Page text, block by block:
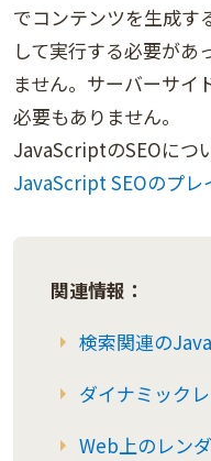
でコンテンツを生成す
して実行する必要があ
ません。サーバーサイ
必要もありません。
JavaScriptのSEOにつ
JavaScript SEOのプレ
関連情報：
検索関連の
ダイナミック
Web上のレン